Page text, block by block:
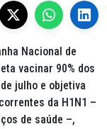
Nacional de
vacinar 90% dos
julho e objetiva
da H1N1 –
de saúde –,